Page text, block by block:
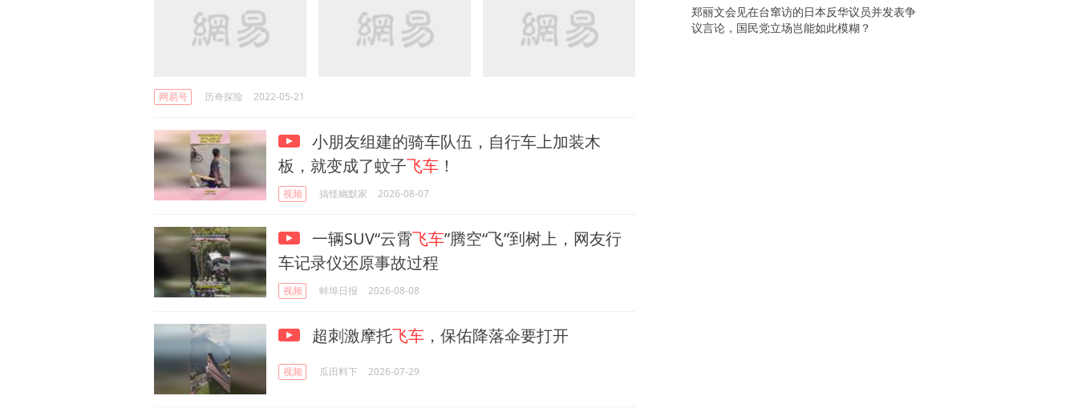
网易号 历奇探险 2022-05-21
小朋友组建的骑车队伍，自行车上加装木
板，就变成了蚊子飞车 ！
视频 搞怪幽默家 2026-08-07
一辆SUV“云霄飞车”腾空“飞”到树上，网友行
车记录仪还原事故过程
视频 蚌埠日报 2026-08-08
超刺激摩托飞车 ，保佑降落伞要打开
视频 瓜田料下 2026-07-29
郑丽文会见在台窜访的日本反华议员并发表争
议言论，国民党立场岂能如此模糊？